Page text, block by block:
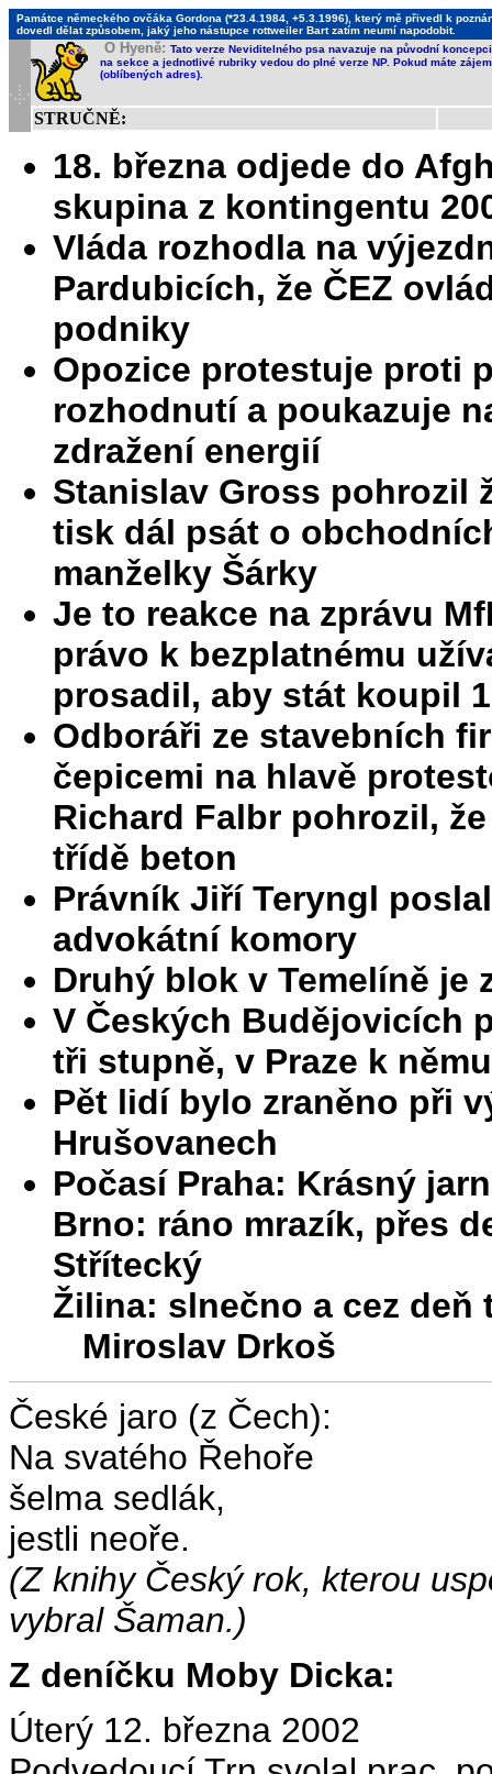
Památce německého ovčáka Gordona (*23.4.1984, +5.3.1996), který mě přivedl k
dovedl dělat způsobem, jaký jeho nástupce rottweiler Bart zatím neumí napodobit.
O Hyeně: Tato verze Neviditelného psa navazuje na původní
na sekce a jednotlivé rubriky vedou do plné verze NP. Pokud máte
(oblíbených adres).
STRUČNĚ:
18. března odjede do
skupina z kontingentu
Vláda rozhodla na
Pardubicích, že ČEZ
podniky
Opozice protestuje proti
rozhodnutí a poukazuje
zdražení energií
Stanislav Gross pohrozil
tisk dál psát o
manželky Šárky
Je to reakce na zprávu
právo k bezplatnému
prosadil, aby stát koupil
Odboráři ze stavebních
čepicemi na hlavě
Richard Falbr pohrozil,
třídě beton
Právník Jiří Teryngl
advokátní komory
Druhý blok v Temelíně je
V Českých Budějovicích
tři stupně, v Praze k
Pět lidí bylo zraněno při
Hrušovanech
Počasí Praha: Krásný
Brno: ráno mrazík, přes
Střítecký
Žilina: slnečno a cez deň
Miroslav Drkoš
České jaro (z Čech):
Na svatého Řehoře
šelma sedlák,
jestli neoře.
(Z knihy Český rok, kterou
vybral Šaman.)
Z deníčku Moby Dicka:
Úterý 12. března 2002